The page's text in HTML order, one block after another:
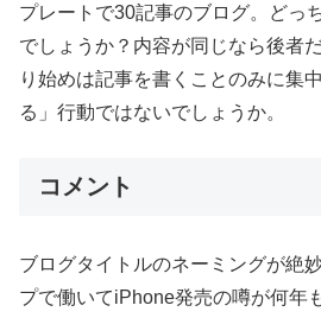
プレートで30記事のブログ。どっ
でしょうか？内容が同じなら後者
り始めは記事を書くことのみに集
る」行動ではないでしょうか。
コメント
ブログタイトルのネーミングが絶
プで働いてiPhone発売の噂が何年